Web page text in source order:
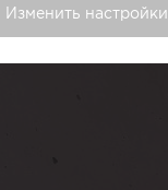
Изменить настройки